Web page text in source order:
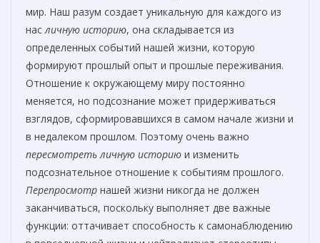
мир. Наш разум создает уникальную для каждого из
насличную историю, она складывается из
определенных событий нашей жизни, которую
формируют прошлый опыт и прошлые переживания.
Отношение к окружающему миру постоянно
меняется, но подсознание может придерживаться
взглядов, сформировавшихся в самом начале жизни и
в недалеком прошлом. Поэтому очень важно
пересмотреть личную историю и изменить
подсознательное отношение к событиям прошлого.
Перепросмотр нашей жизни никогда не должен
заканчиваться, поскольку выполняет две важные
функции: оттачивает способность к самонаблюдению